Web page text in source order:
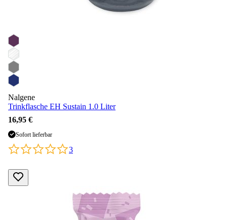
Nalgene
Trinkflasche EH Sustain 1.0 Liter
16,95 €
Sofort lieferbar
3